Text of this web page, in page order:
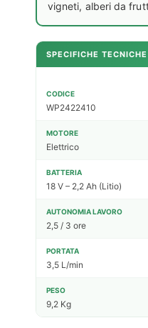
vigneti, alberi da
SPECIFICHE TECNICHE
CODICE
WP2422410
MOTORE
Elettrico
BATTERIA
18 V – 2,2 Ah (Litio)
AUTONOMIA LAVORO
2,5 / 3 ore
PORTATA
3,5 L/min
PESO
9,2 Kg